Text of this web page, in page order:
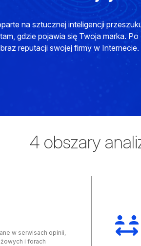
na sztucznej inteligencji
gdzie pojawia się Twoja marka.
reputacji swojej firmy w Internecie.
4 obszary
w serwisach opinii,
i forach